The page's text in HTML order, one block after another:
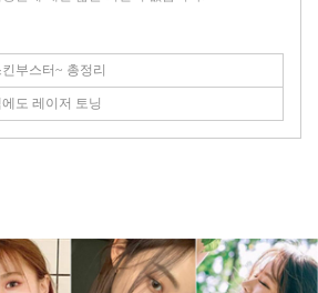
부스터~ 총정리
도 레이저 토닝